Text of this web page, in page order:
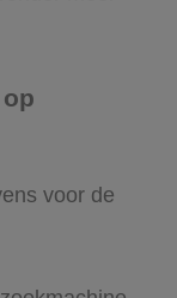
voor de